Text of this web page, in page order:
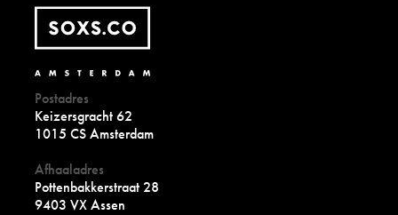
Postadres
Keizersgracht 62
1015 CS Amsterdam
Afhaaladres
Pottenbakkerstraat 28
9403 VX Assen